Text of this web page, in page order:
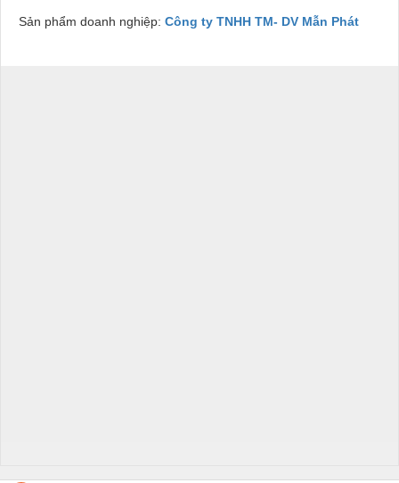
Sản phẩm doanh nghiệp: Công ty TNHH TM- DV Mẫn Phát